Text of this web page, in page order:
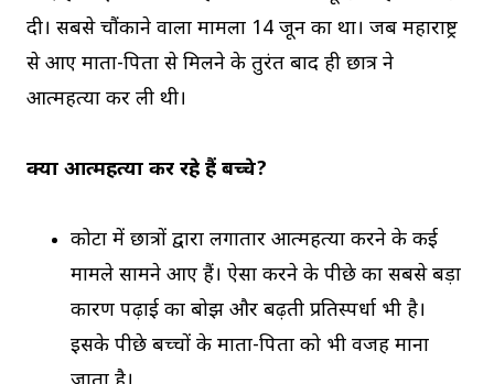
दी। सबसे चौंकाने वाला मामला 14 जून का था। जब महाराष्ट्र
से आए माता-पिता से मिलने के तुरंत बाद ही छात्र ने
आत्महत्या कर ली थी।
क्यों आत्महत्या कर रहे हैं बच्चे?
कोटा में छात्रों द्वारा लगातार आत्महत्या करने के कई
मामले सामने आए हैं। ऐसा करने के पीछे का सबसे बड़ा
कारण पढ़ाई का बोझ और बढ़ती प्रतिस्पर्धा भी है।
इसके पीछे बच्चों के माता-पिता को भी वजह माना